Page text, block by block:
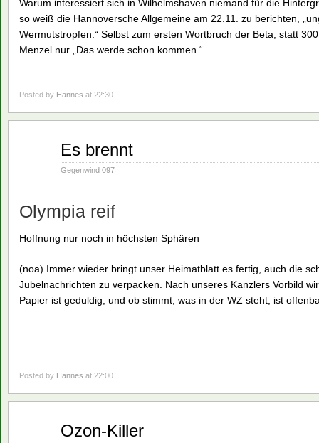
Warum interessiert sich in Wilhelmshaven niemand für die
so weiß die Hannoversche Allgemeine am 22.11. zu berichten,
Wermutstropfen.“ Selbst zum ersten Wortbruch der Beta, statt
Menzel nur „Das werde schon kommen.“
Posted by Hannes at 22:30
Es brennt
Gegenwind 097
Olympia reif
Hoffnung nur noch in höchsten Sphären
(noa) Immer wieder bringt unser Heimatblatt es fertig, auch die
Jubelnachrichten zu verpacken. Nach unseres Kanzlers Vorbild
Papier ist geduldig, und ob stimmt, was in der WZ steht, ist
Posted by Hannes at 22:00
Ozon-Killer